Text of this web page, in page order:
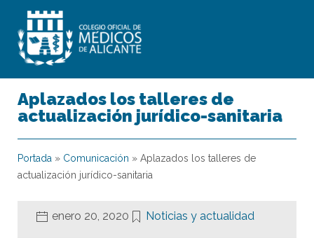
Aplazados los talleres de
actualización jurídico-sanitaria
Portada » Comunicación » Aplazados los talleres de
actualización jurídico-sanitaria
enero 20, 2020 Noticias y actualidad